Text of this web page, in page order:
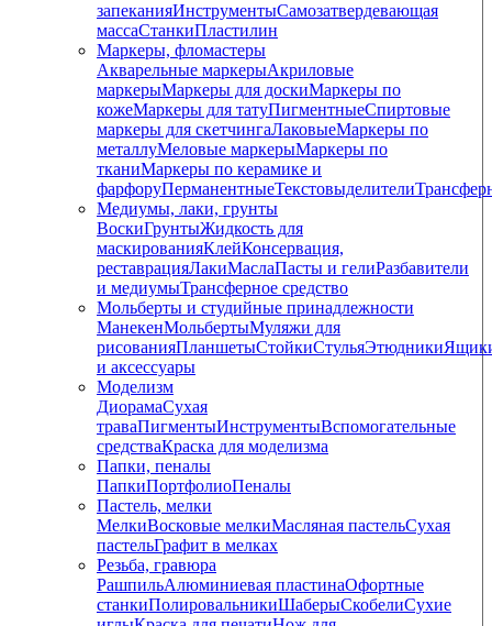
запеканияИнструментыСамозатвердевающая
массаСтанкиПластилин
Маркеры, фломастеры
Акварельные маркерыАкриловые
маркерыМаркеры для доскиМаркеры по
кожеМаркеры для татуПигментныеCпиртовые
маркеры для скетчингаЛаковыеМаркеры по
металлуМеловые маркерыМаркеры по
тканиМаркеры по керамике и
фарфоруПерманентныеТекстовыделители
Медиумы, лаки, грунты
ВоскиГрунтыЖидкость для
маскированияКлейКонсервация,
реставрацияЛакиМаслаПасты и гелиРазбавители
и медиумыТрансферное средство
Мольберты и студийные принадлежности
МанекенМольбертыМуляжи для
рисованияПланшетыСтойкиСтульяЭтюдники
и аксессуары
Моделизм
ДиорамаСухая
траваПигментыИнструментыВспомогательные
средстваКраска для моделизма
Папки, пеналы
ПапкиПортфолиоПеналы
Пастель, мелки
МелкиВосковые мелкиМасляная пастельСухая
пастельГрафит в мелках
Резьба, гравюра
РашпильАлюминиевая пластинаОфортные
станкиПолировальникиШаберыСкобелиСухие